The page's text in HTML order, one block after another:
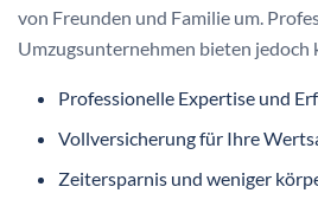
von Freunden und Familie um.
Umzugsunternehmen bieten jedoch
Professionelle Expertise und
Vollversicherung für Ihre
Zeitersparnis und weniger